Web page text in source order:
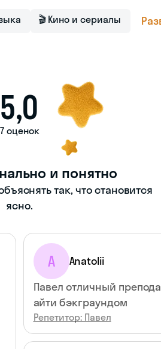
🎬 Кино и сериалы
5,0
7 оценок
и понятно
так, что становится
ясно.
A Anatolii
Павел отличный
айти бэкграундом
Репетитор: Павел